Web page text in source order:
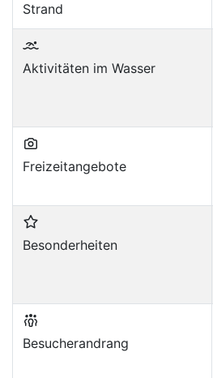
Strand
Aktivitäten im Wasser
Freizeitangebote
Besonderheiten
Besucherandrang